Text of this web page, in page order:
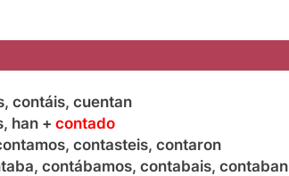
contáis, cuentan
han + contado
contasteis, contaron
contábamos, contabais, contaban